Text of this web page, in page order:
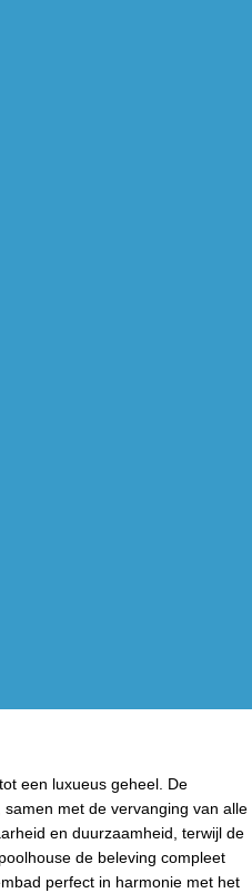
een luxueus geheel. De
met de vervanging van alle
en duurzaamheid, terwijl de
de beleving compleet
perfect in harmonie met het